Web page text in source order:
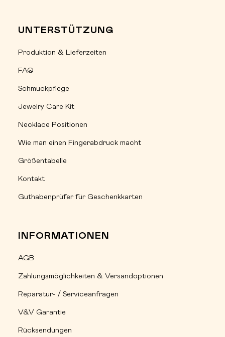
UNTERSTÜTZUNG
Produktion & Lieferzeiten
FAQ
Schmuckpflege
Jewelry Care Kit
Necklace Positionen
Wie man einen Fingerabdruck macht
Größentabelle
Kontakt
Guthabenprüfer für Geschenkkarten
INFORMATIONEN
AGB
Zahlungsmöglichkeiten & Versandoptionen
Reparatur- / Serviceanfragen
V&V Garantie
Rücksendungen